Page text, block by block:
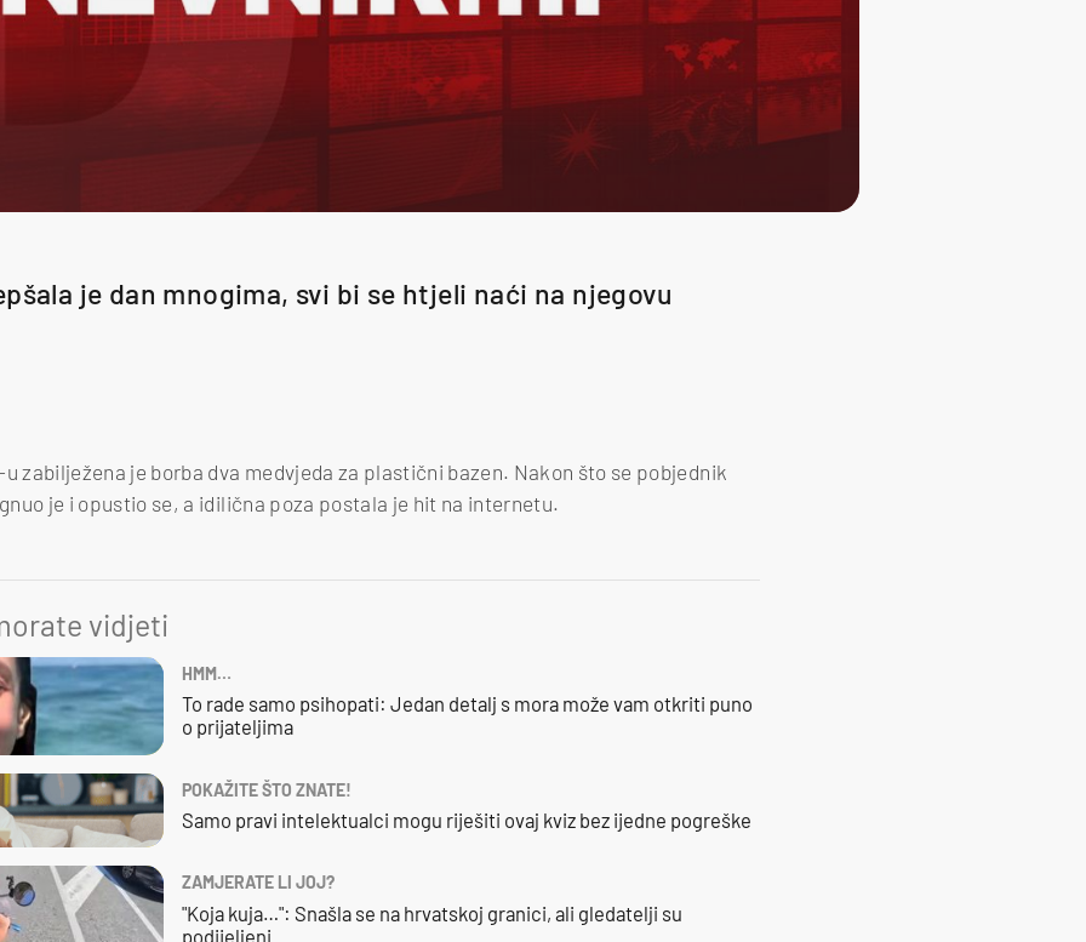
je dan mnogima, svi bi se htjeli naći na njegovu
zabilježena je borba dva medvjeda za plastični bazen. Nakon što se pobjednik
je i opustio se, a idilična poza postala je hit na internetu.
vidjeti
HMM…
To rade samo psihopati: Jedan detalj s mora može vam otkriti puno
o prijateljima
POKAŽITE ŠTO ZNATE!
Samo pravi intelektualci mogu riješiti ovaj kviz bez ijedne pogreške
ZAMJERATE LI JOJ?
"Koja kuja…": Snašla se na hrvatskoj granici, ali gledatelji su
podijeljeni